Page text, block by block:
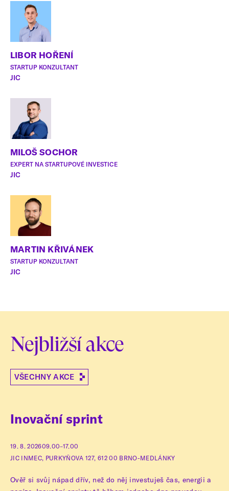
LIBOR HOŘENÍ
STARTUP KONZULTANT
JIC
MILOŠ SOCHOR
EXPERT NA STARTUPOVÉ INVESTICE
JIC
MARTIN KŘIVÁNEK
STARTUP KONZULTANT
JIC
Nejbližší akce
VŠECHNY AKCE
Inovační sprint
19. 8. 202609.00–17.00
JIC INMEC, PURKYŇOVA 127, 612 00 BRNO-MEDLÁNKY
Ověř si svůj nápad dřív, než do něj investuješ čas, energii a